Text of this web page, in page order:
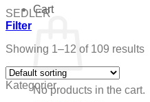
Cart
No products in the cart.
SEDLER
Filter
Showing 1–12 of 109 results
Kategorier